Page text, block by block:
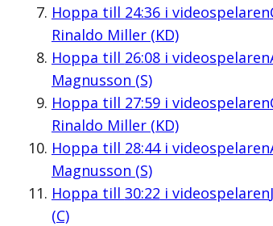
Hoppa till 24:36i videospelaren
Rinaldo Miller (KD)
Hoppa till 26:08i videospelaren
Magnusson (S)
Hoppa till 27:59i videospelaren
Rinaldo Miller (KD)
Hoppa till 28:44i videospelaren
Magnusson (S)
Hoppa till 30:22 i videospelaren
(C)